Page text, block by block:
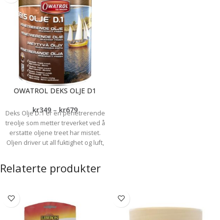
OWATROL DEKS OLJE D1
kr349 – kr679
Deks Olje D.1 er en penetrerende
treolje som metter treverket ved å
erstatte oljene treet har mistet.
Oljen driver ut all fuktighet og luft,
sørger for langvarig beskyttelse av
transparent olje som ikke danner
film. Den fremhever treverkets
Relaterte produkter